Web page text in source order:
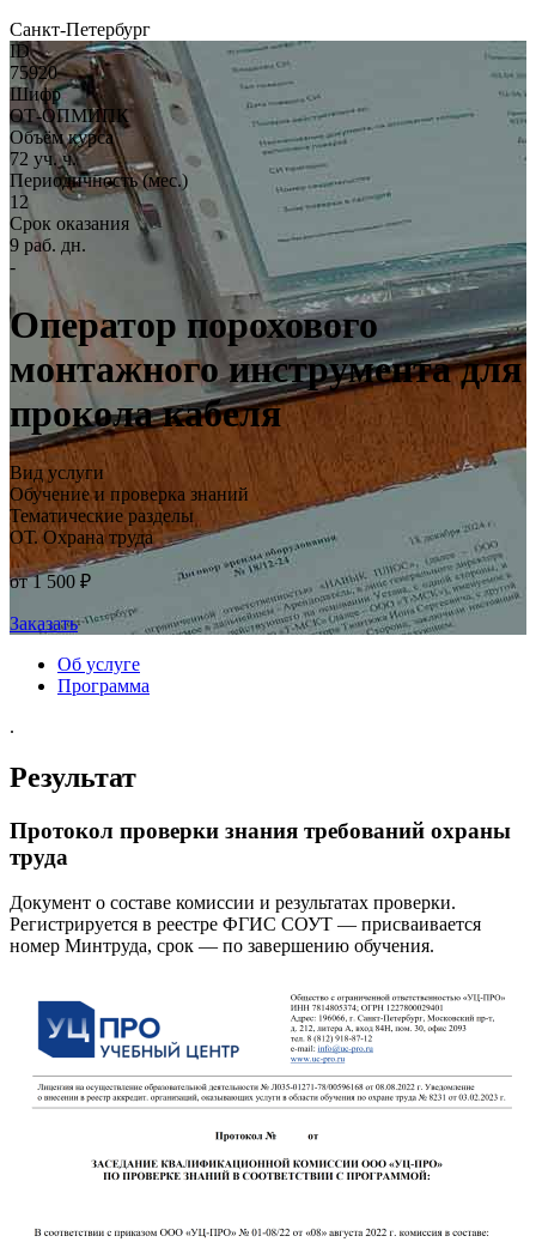
Санкт-Петербург
ID
75920
Шифр
ОТ-ОПМИПК
Объём курса
72 уч. ч.
Периодичность (мес.)
12
Срок оказания
9 раб. дн.
-
Оператор порохового
монтажного инструмента для
прокола кабеля
Вид услуги
Обучение и проверка знаний
Тематические разделы
ОТ. Охрана труда
от 1 500 ₽
Заказать
Об услуге
Программа
.
Результат
Протокол проверки знания требований охраны
труда
Документ о составе комиссии и результатах проверки.
Регистрируется в реестре ФГИС СОУТ — присваивается
номер Минтруда, срок — по завершению обучения.